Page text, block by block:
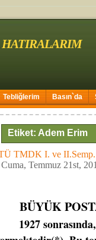
HATIRALARIM
Tebliğlerim Basın`da
Etiket: Adem Erim
TMDK I. ve
Cuma, Temmuz 21st,
BÜYÜK
1927